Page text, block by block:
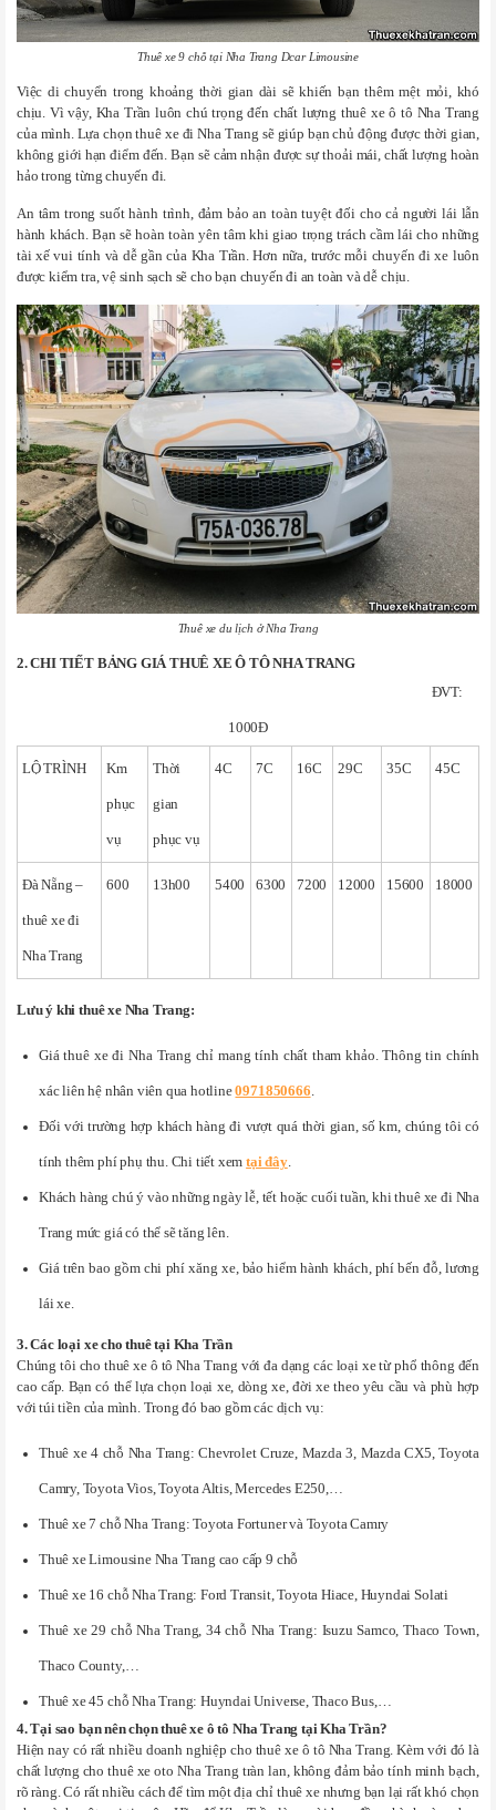
Thuê xe 9 chỗ tại Nha Trang Dcar Limousine
Việc di chuyển trong khoảng thời gian dài sẽ khiến bạn thêm mệt mỏi, khó
chịu. Vì vậy, Kha Trần luôn chú trọng đến chất lượng thuê xe ô tô Nha Trang
của mình. Lựa chọn thuê xe đi Nha Trang sẽ giúp bạn chủ động được thời gian,
không giới hạn điểm đến. Bạn sẽ cảm nhận được sự thoải mái, chất lượng hoàn
hảo trong từng chuyến đi.
An tâm trong suốt hành trình, đảm bảo an toàn tuyệt đối cho cả người lái lẫn
hành khách. Bạn sẽ hoàn toàn yên tâm khi giao trọng trách cầm lái cho những
tài xế vui tính và dễ gần của Kha Trần. Hơn nữa, trước mỗi chuyến đi xe luôn
được kiểm tra, vệ sinh sạch sẽ cho bạn chuyến đi an toàn và dễ chịu.
Thuê xe du lịch ở Nha Trang
2. CHI TIẾT BẢNG GIÁ THUÊ XE Ô TÔ NHA TRANG
ĐVT:
1000Đ
LỘ TRÌNH Km
phục
vụ
Thời
gian
phục vụ
4C 7C 16C 29C 35C 45C
Đà Nẵng –
thuê xe đi
Nha Trang
600 13h00 5400 6300 7200 12000 15600 18000
Lưu ý khi thuê xe Nha Trang:
Giá thuê xe đi Nha Trang chỉ mang tính chất tham khảo. Thông tin chính
xác liên hệ nhân viên qua hotline 0971850666
Đối với trường hợp khách hàng đi vượt quá thời gian, số km, chúng tôi có
tính thêm phí phụ thu. Chi tiết xem tại đây.
Khách hàng chú ý vào những ngày lễ, tết hoặc cuối tuần, khi thuê xe đi Nha
Trang mức giá có thể sẽ tăng lên.
Giá trên bao gồm chi phí xăng xe, bảo hiểm hành khách, phí bến đỗ, lương
lái xe.
3. Các loại xe cho thuê tại Kha Trần
Chúng tôi cho thuê xe ô tô Nha Trang với đa dạng các loại xe từ phổ thông đến
cao cấp. Bạn có thể lựa chọn loại xe, dòng xe, đời xe theo yêu cầu và phù hợp
với túi tiền của mình. Trong đó bao gồm các dịch vụ:
Thuê xe 4 chỗ Nha Trang: Chevrolet Cruze, Mazda 3, Mazda CX5, Toyota
Camry, Toyota Vios, Toyota Altis, Mercedes E250,…
Thuê xe 7 chỗ Nha Trang: Toyota Fortuner và Toyota Camry
Thuê xe Limousine Nha Trang cao cấp 9 chỗ
Thuê xe 16 chỗ Nha Trang: Ford Transit, Toyota Hiace, Huyndai Solati
Thuê xe 29 chỗ Nha Trang, 34 chỗ Nha Trang: Isuzu Samco, Thaco Town,
Thaco County,…
Thuê xe 45 chỗ Nha Trang: Huyndai Universe, Thaco Bus,…
4. Tại sao bạn nên chọn thuê xe ô tô Nha Trang tại Kha Trần?
Hiện nay có rất nhiều doanh nghiệp cho thuê xe ô tô Nha Trang. Kèm với đó là
chất lượng cho thuê xe oto Nha Trang tràn lan, không đảm bảo tính minh bạch,
rõ ràng. Có rất nhiều cách để tìm một địa chỉ thuê xe nhưng bạn lại rất khó chọn